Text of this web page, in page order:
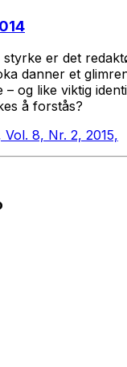
er det
danner et
– og like viktig
å forstås?
8, Nr. 2, 2015,